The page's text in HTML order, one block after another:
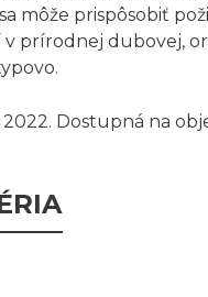
môže prispôsobiť
prírodnej dubovej,
Dostupná na